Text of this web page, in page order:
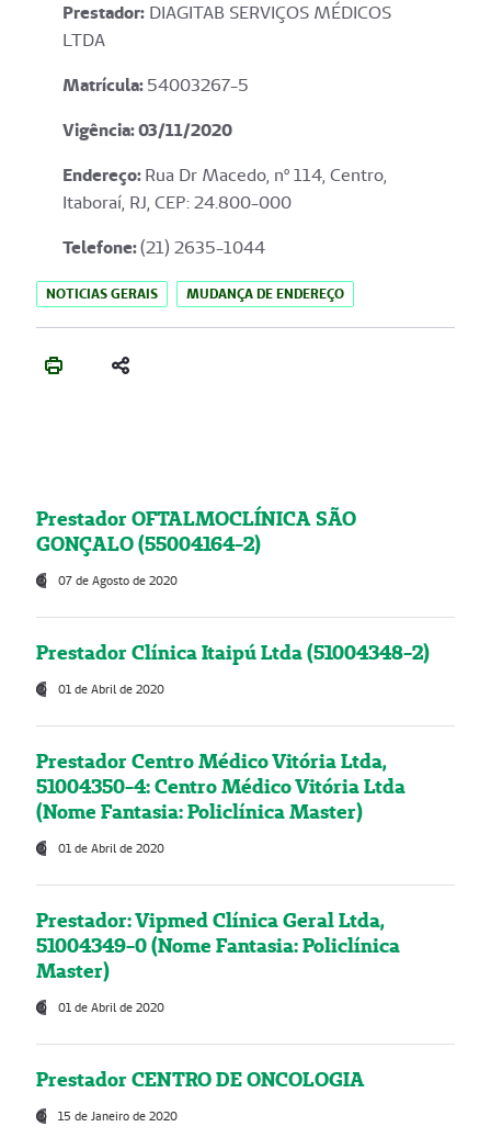
Prestador: DIAGITAB SERVIÇOS MÉDICOS
LTDA
Matrícula:54003267-5
Vigência: 03/11/2020
Endereço:Rua Dr Macedo, nº 114, Centro,
Itaboraí, RJ, CEP: 24.800-000
Telefone:(21) 2635-1044
NOTICIAS GERAIS MUDANÇA DE ENDEREÇO
Prestador OFTALMOCLÍNICA SÃO
GONÇALO (55004164-2)
07 de Agosto de 2020
Prestador Clínica Itaipú Ltda (51004348-2)
01 de Abril de 2020
Prestador Centro Médico Vitória Ltda,
51004350-4: Centro Médico Vitória Ltda
(Nome Fantasia: Policlínica Master)
01 de Abril de 2020
Prestador: Vipmed Clínica Geral Ltda,
51004349-0 (Nome Fantasia: Policlínica
Master)
01 de Abril de 2020
Prestador CENTRO DE ONCOLOGIA
15 de Janeiro de 2020